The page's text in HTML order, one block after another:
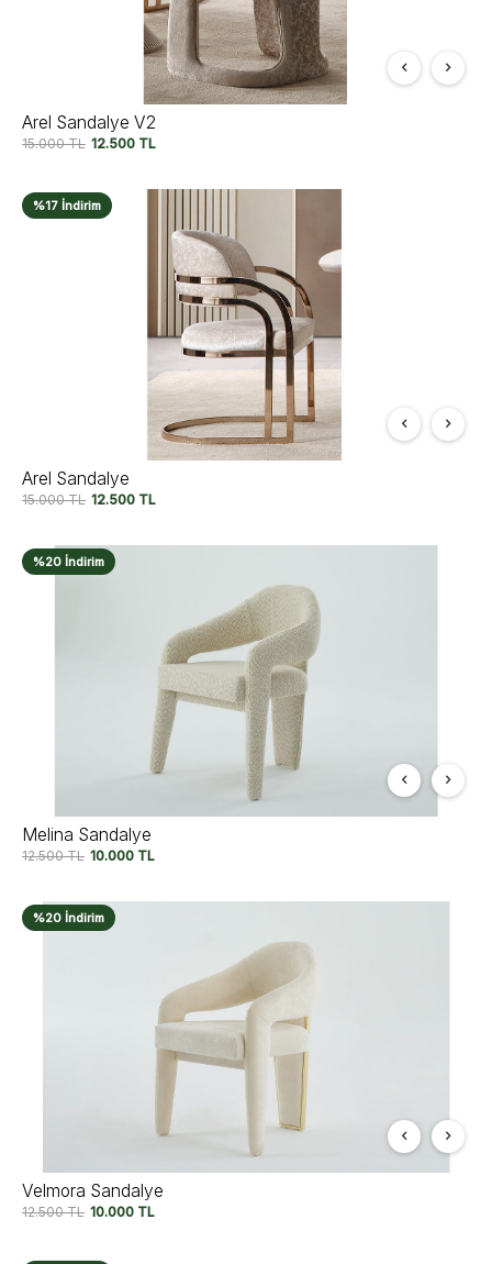
Arel Sandalye V2
15.000TL 12.500 TL
%17 İndirim
Arel Sandalye
15.000TL 12.500 TL
%20 İndirim
Melina Sandalye
12.500TL 10.000 TL
%20 İndirim
Velmora Sandalye
12.500TL 10.000 TL